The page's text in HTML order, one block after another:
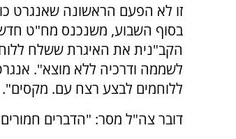
זו לא הפעם הראשונה שאנגרט
בסוף השבוע, משנכנס מח"ט
הקב"נית את האיגרת ששלח
לשממה ודרכיה ללא מוצא".
ללוחמים לבצע רצח עם. מקסים".
דובר צה"ל מסר: "הדברים